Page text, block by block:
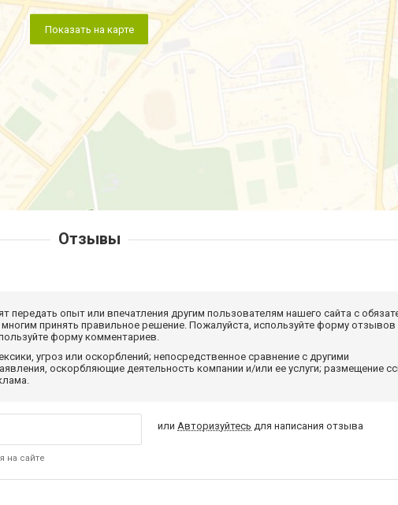
Показать на карте
Отзывы
передать опыт или впечатления другим пользователям нашего сайта с
принять правильное решение. Пожалуйста, используйте форму отзывов
форму комментариев.
угроз или оскорблений; непосредственное сравнение с другими
оскорбляющие деятельность компании и/или ее услуги; размещение
на сайте
илиАвторизуйтесь для написания отзыва